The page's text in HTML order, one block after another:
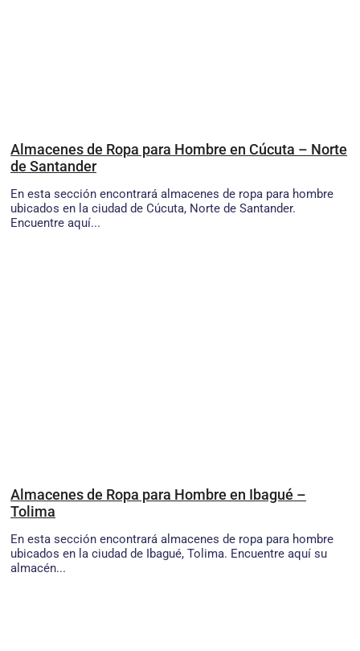
Almacenes de Ropa para Hombre en Cúcuta – Norte
de Santander
En esta sección encontrará almacenes de ropa para hombre
ubicados en la ciudad de Cúcuta, Norte de Santander.
Encuentre aquí...
Almacenes de Ropa para Hombre en Ibagué –
Tolima
En esta sección encontrará almacenes de ropa para hombre
ubicados en la ciudad de Ibagué, Tolima. Encuentre aquí su
almacén...